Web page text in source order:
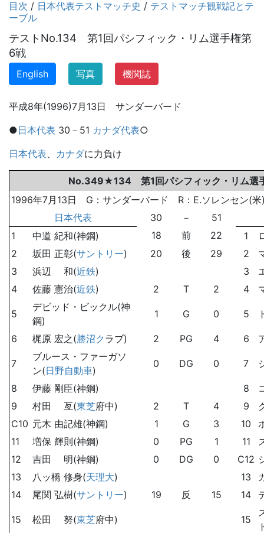
目次 / 日本代表テストマッチ史 / テストマッチ観戦記とテ
ーブル
テストNo.134 第1回パシフィック・リム選手権第
6戦
English 写真 機関誌
平成8年(1996)7月13日 サンダーバード
●日本代表 30－51 カナダ代表○
日本代表、 カナダに力負け
No.349★134 第1回パシフィック・リム選
1996年7月13日 G：サンダーバード R：E.ソレンセン(
日本代表
30 －
51
1
中道 紀和(神鋼) 18 前 22 1
2
坂田 正彰(サントリー) 20 後 29 2
3
浜辺 和(近鉄) 3
4
佐藤 憲治(近鉄) 2 T 2 4
5
デビッド・ビックル(神
鋼)
1 G 0 5
6 梶原 宏之(勝沼ク ラブ) 2 PG 4 6
7
ブルース・ファーガソ
ン(日野自動車)
0 DG 0 7
8 伊藤 剛臣(神鋼) 8
9
村田 亙(東芝府中) 2 T 4 9
C10 元木 由記雄(神鋼) 1 G 3 10
11
増保 輝則(神鋼) 0 PG 1 11
12
吉田 明(神鋼) 0 DG 0 C12
13
八ッ橋 修身(天理大) 13
14
尾関 弘樹(サントリー) 19 反 15 14
15 松田 努(東芝府中) 15